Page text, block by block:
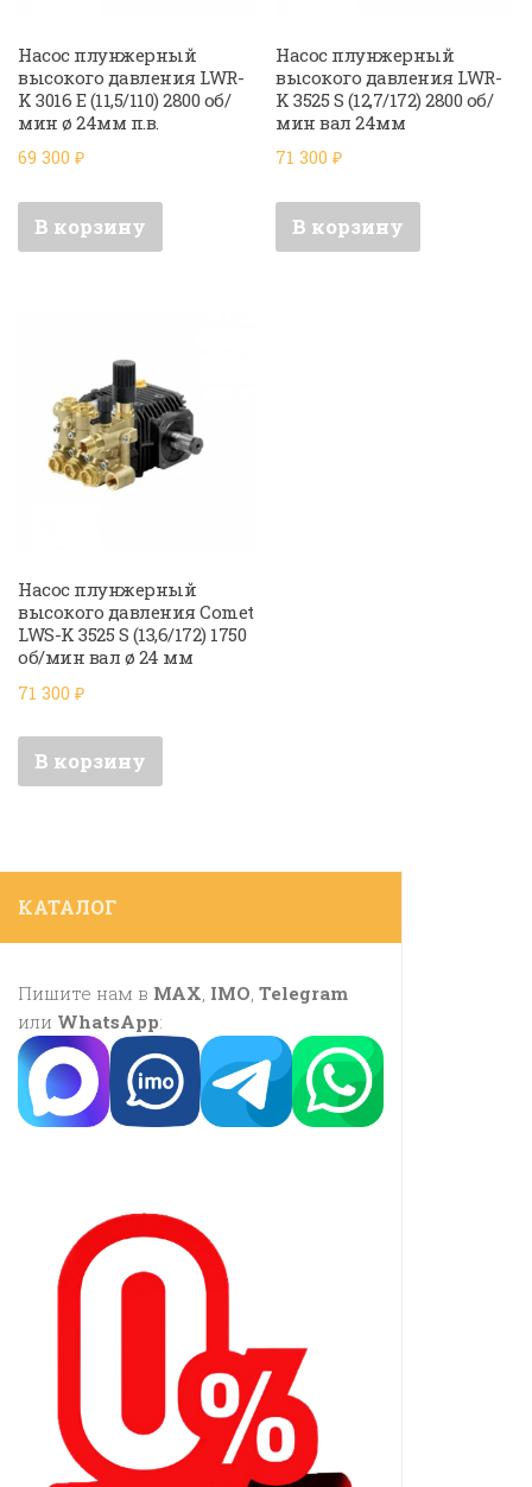
Насос плунжерный
высокого давления LWR-
K 3016 E (11,5/110) 2800 об/
мин ø 24мм п.в.
69 300 ₽
В корзину
Насос плунжерный
высокого давления LWR-
K 3525 S (12,7/172) 2800 об/
мин вал 24мм
71 300₽
В корзину
Насос плунжерный
высокого давления Comet
LWS-K 3525 S (13,6/172) 1750
об/мин вал ø 24 мм
71 300 ₽
В корзину
КАТАЛОГ
Пишите нам в MAX, IMO, Telegram
или WhatsApp: